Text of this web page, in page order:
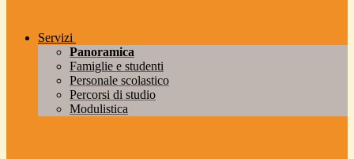
Servizi
Panoramica
Famiglie e studenti
Personale scolastico
Percorsi di studio
Modulistica